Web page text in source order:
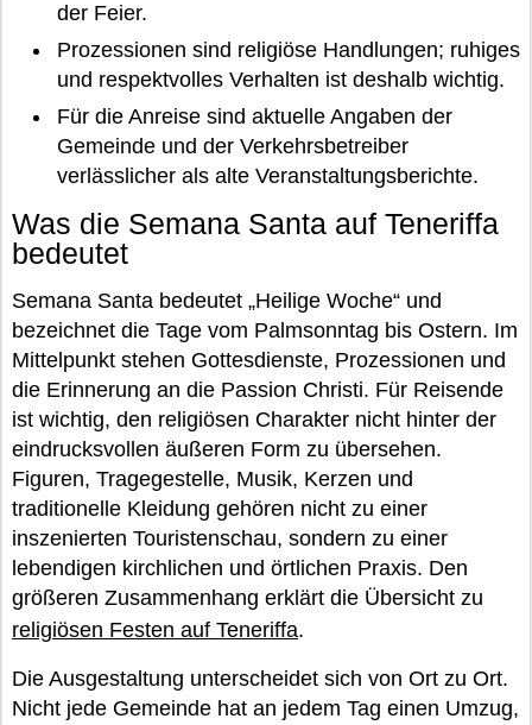
der Feier.
Prozessionen sind religiöse Handlungen; ruhiges
und respektvolles Verhalten ist deshalb wichtig.
Für die Anreise sind aktuelle Angaben der
Gemeinde und der Verkehrsbetreiber
verlässlicher als alte Veranstaltungsberichte.
Was die Semana Santa auf Teneriffa
bedeutet
Semana Santa bedeutet „Heilige Woche“ und
bezeichnet die Tage vom Palmsonntag bis Ostern. Im
Mittelpunkt stehen Gottesdienste, Prozessionen und
die Erinnerung an die Passion Christi. Für Reisende
ist wichtig, den religiösen Charakter nicht hinter der
eindrucksvollen äußeren Form zu übersehen.
Figuren, Tragegestelle, Musik, Kerzen und
traditionelle Kleidung gehören nicht zu einer
inszenierten Touristenschau, sondern zu einer
lebendigen kirchlichen und örtlichen Praxis. Den
größeren Zusammenhang erklärt die Übersicht zu
religiösen Festen auf Teneriffa.
Die Ausgestaltung unterscheidet sich von Ort zu Ort.
Nicht jede Gemeinde hat an jedem Tag einen Umzug,